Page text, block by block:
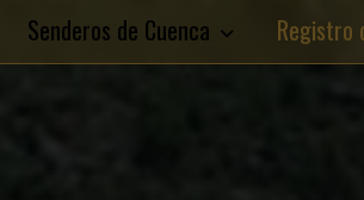
Senderos de Cuenca Registro